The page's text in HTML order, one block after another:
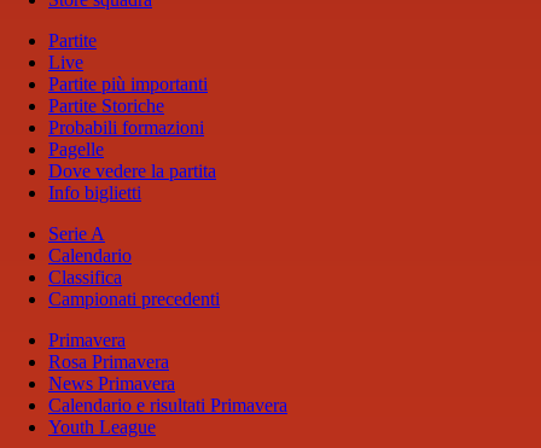
Partite
Live
Partite più importanti
Partite Storiche
Probabili formazioni
Pagelle
Dove vedere la partita
Info biglietti
Serie A
Calendario
Classifica
Campionati precedenti
Primavera
Rosa Primavera
News Primavera
Calendario e risultati Primavera
Youth League